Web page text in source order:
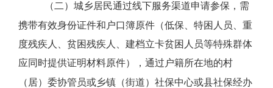
（二）城乡居民通过线下服务渠道申请参保，需
携带有效身份证件和户口簿原件（低保、特困人员、重
度残疾人、贫困残疾人、建档立卡贫困人员等特殊群体
应同时提供证明材料原件），通过户籍所在地的村
（居）委协管员或乡镇（街道）社保中心或县社保经办